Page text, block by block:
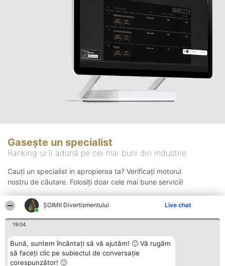
ŞOIMII Divertismentului Live chat
19:04
Bună, suntem încântați să vă ajutăm! 🙂 Vă rugăm
să faceți clic pe subiectul de conversație
corespunzător! 🙂
Gasește un specialist
Ranking-ul îi adună pe cei mai buni din industrie
Cauți un specialist in apropierea ta? Verificați motorul
nostru de căutare. Folosiți doar cele mai bune servicii!